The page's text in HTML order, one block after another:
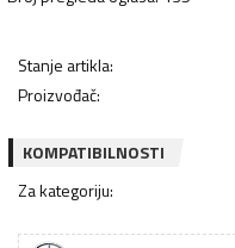
Stanje artikla:
Proizvođač:
KOMPATIBILNOSTI
Za kategoriju: